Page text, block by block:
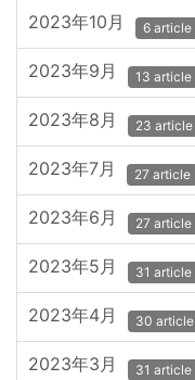
2023年10月 6 article
2023年9月 13 article
2023年8月 23 article
2023年7月 27 article
2023年6月 27 article
2023年5月 31 article
2023年4月 30 article
2023年3月 31 article